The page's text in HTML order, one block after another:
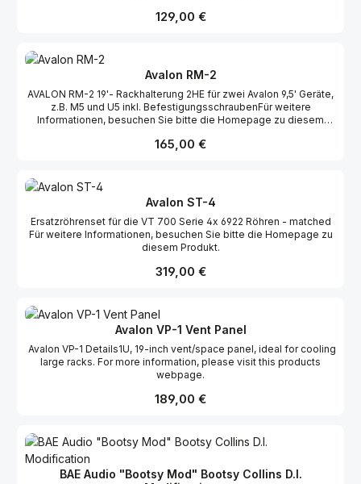
Regulärer Preis:
129,00 €
Avalon RM-2
AVALON RM-2 19'- Rackhalterung 2HE für zwei Avalon 9,5' Geräte,
z.B. M5 und U5 inkl. BefestigungsschraubenFür weitere
Informationen, besuchen Sie bitte die Homepage zu diesem
Regulärer Preis:
165,00 €
Avalon ST-4
Ersatzröhrenset für die VT 700 Serie 4x 6922 Röhren - matched
Für weitere Informationen, besuchen Sie bitte die Homepage zu
diesem Produkt.
Regulärer Preis:
319,00 €
Avalon VP-1 Vent Panel
Avalon VP-1 Details1U, 19-inch vent/space panel, ideal for cooling
large racks. For more information, please visit this products
webpage.
Regulärer Preis:
189,00 €
BAE Audio "Bootsy Mod" Bootsy Collins D.I.